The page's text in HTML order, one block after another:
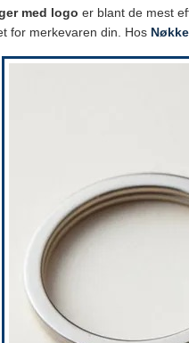
med logo er blant de mest
for merkevaren din. Hos